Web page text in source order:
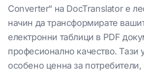
Converter“ на DocTranslator е
начин да трансформирате
електронни таблици в PDF
професионално качество. Тази
особено ценна за потребители,